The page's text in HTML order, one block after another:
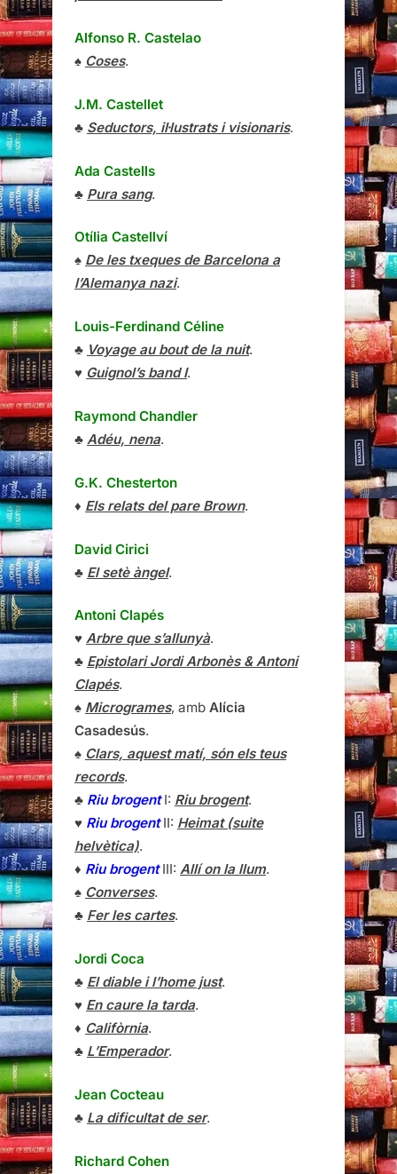
Alfonso R. Castelao
♠ Coses.
J.M. Castellet
♣ Seductors, il·lustrats i visionaris.
Ada Castells
♣ Pura sang.
Otília Castellví
♠ De les txeques de Barcelona a
l’Alemanya nazi.
Louis-Ferdinand Céline
♣ Voyage au bout de la nuit.
♥ Guignol’s band I.
Raymond Chandler
♣ Adéu, nena.
G.K. Chesterton
♦ Els relats del pare Brown.
David Cirici
♣ El setè àngel.
Antoni Clapés
♥ Arbre que s’allunyà.
♣ Epistolari Jordi Arbonès & Antoni
Clapés.
♠ Microgrames, amb Alícia
Casadesús.
♠ Clars, aquest matí, són els teus
records.
♣ Riu brogentI: Riu brogent.
♥ Riu brogentII: Heimat (suite
helvètica).
♦ Riu brogentIII: Allí on la llum.
♠ Converses.
♣ Fer les cartes.
Jordi Coca
♣ El diable i l’home just.
♥ En caure la tarda.
♦ Califòrnia.
♣ L’Emperador.
Jean Cocteau
♣ La dificultat de ser.
Richard Cohen